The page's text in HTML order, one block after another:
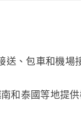
、包車和機場
和泰國等地提